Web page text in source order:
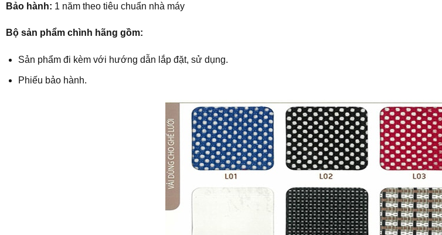
Bảo hành: 1 năm theo tiêu chuẩn nhà máy
Bộ sản phẩm chình hãng gồm:
Sản phẩm đi kèm với hướng dẫn lắp đặt, sử dụng.
Phiếu bảo hành.